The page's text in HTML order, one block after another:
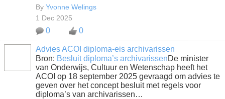
By Yvonne Welings
1 Dec 2025
0 0
Advies ACOI diploma-eis archivarissen
Bron: Besluit diploma’s archivarissenDe minister
van Onderwijs, Cultuur en Wetenschap heeft het
ACOI op 18 september 2025 gevraagd om advies te
geven over het concept besluit met regels voor
diploma’s van archivarissen…